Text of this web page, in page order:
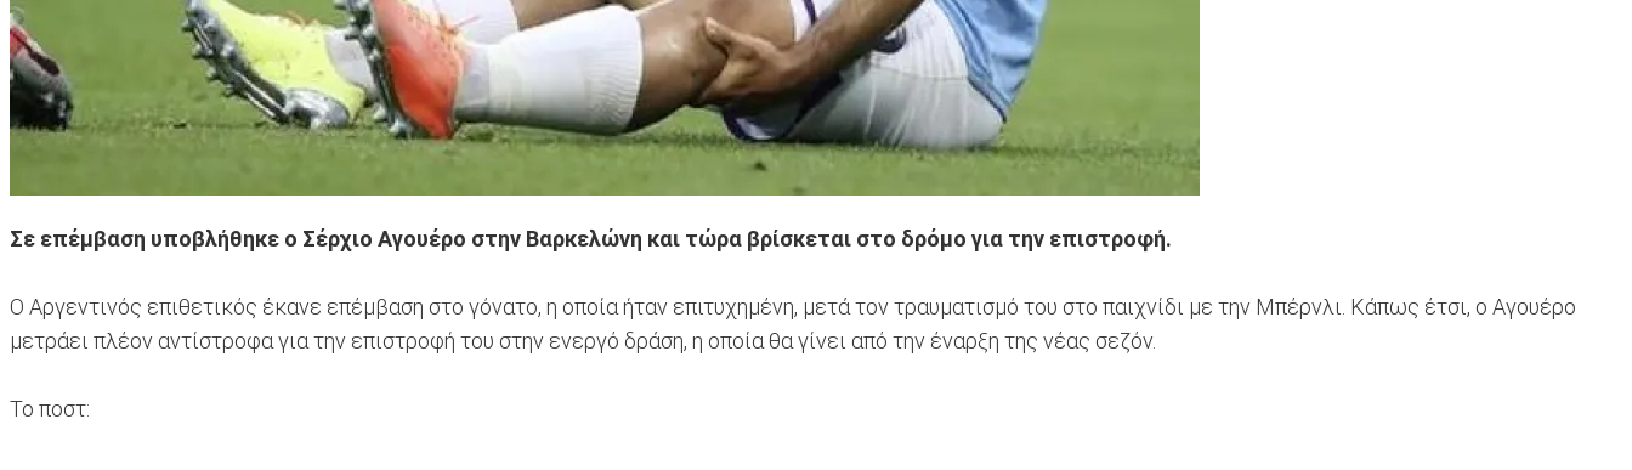
Σε επέμβαση υποβλήθηκε ο Σέρχιο Αγουέρο στην Βαρκελώνη και τώρα βρίσκεται στο δρόμο για την επιστροφή.
Ο Αργεντινός επιθετικός έκανε επέμβαση στο γόνατο, η οποία ήταν επιτυχημένη, μετά τον τραυματισμό του στο παιχνίδι με την Μπέρνλι. Κάπως έτσι, ο Αγουέρο
μετράει πλέον αντίστροφα για την επιστροφή του στην ενεργό δράση, η οποία θα γίνει από την έναρξη της νέας σεζόν.
Το ποστ: